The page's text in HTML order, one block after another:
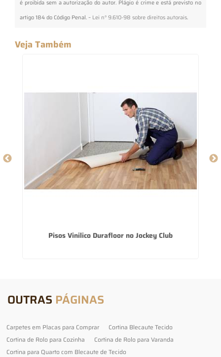
é proibida sem a autorização do autor. Plágio é crime e está previsto no
artigo 184 do Código Penal. – Lei n° 9.610-98 sobre direitos autorais.
Veja Também
Pisos Vinilico Durafloor no Jockey Club
OUTRAS PÁGINAS
Carpetes em Placas para Comprar
Cortina Blecaute Tecido
Cortina de Rolo para Cozinha
Cortina de Rolo para Varanda
Cortina para Quarto com Blecaute de Tecido